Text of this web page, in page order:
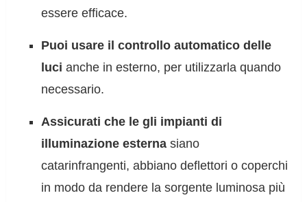
essere efficace.
Puoi usare il controllo automatico delle
luci anche in esterno, per utilizzarla quando
necessario.
Assicurati che le gli impianti di
illuminazione esterna siano
catarinfrangenti, abbiano deflettori o coperchi
in modo da rendere la sorgente luminosa più